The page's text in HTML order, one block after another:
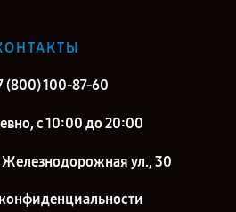
(800) 100-87-60
с 10:00 до 20:00
Железнодорожная ул., 30